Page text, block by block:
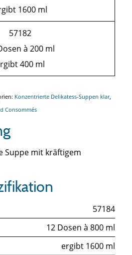
1600 ml
57182
à 200 ml
400 ml
Konzentrierte Delikatess-Suppen klar,
Consommés
Suppe mit kräftigem
57184
12 Dosen à 800 ml
ergibt 1600 ml